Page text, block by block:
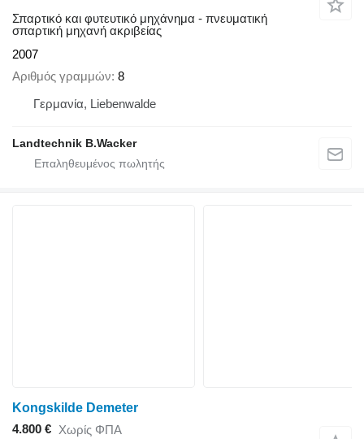
Σπαρτικό και φυτευτικό μηχάνημα - πνευματική
σπαρτική μηχανή ακριβείας
2007
Αριθμός γραμμών 8
Γερμανία, Liebenwalde
Landtechnik B.Wacker
Kongskilde Demeter
4.800 € Χωρίς ΦΠΑ